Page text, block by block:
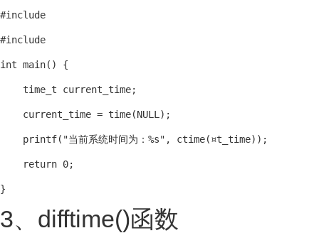
#include
#include
int main() {
    time_t current_time;
    current_time = time(NULL);
    printf("当前系统时间为：%s", ctime(¤t_time));
    return 0;
3、difftime()函数